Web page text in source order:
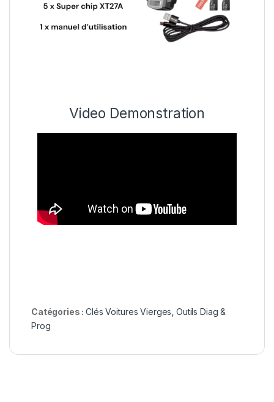
Video Demonstration
Catégories :Clés Voitures Vierges Outils Diag &
Prog